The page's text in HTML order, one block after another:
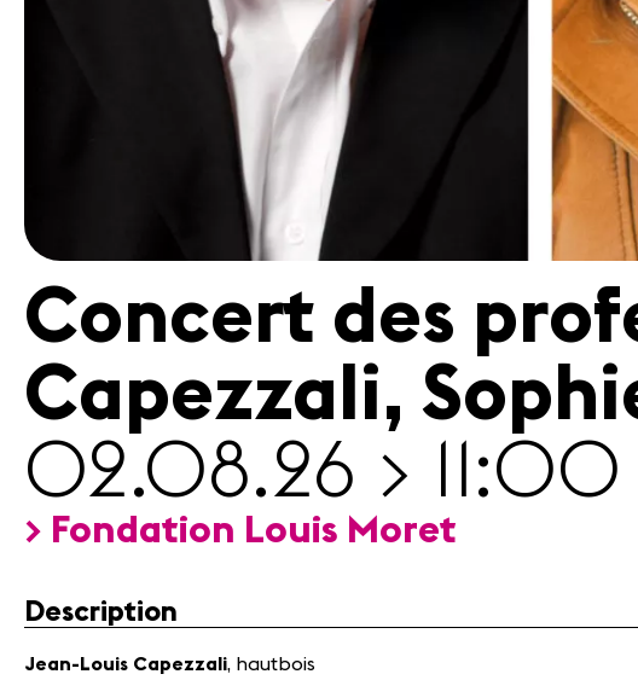
Médias
Revue
presse
Emplois
Mentions
légales
Contact
Concert des
Capezzali,
02.08.26 > 11:00
> Fondation Louis Moret
Description
Jean-Louis Capezzali, hautbois